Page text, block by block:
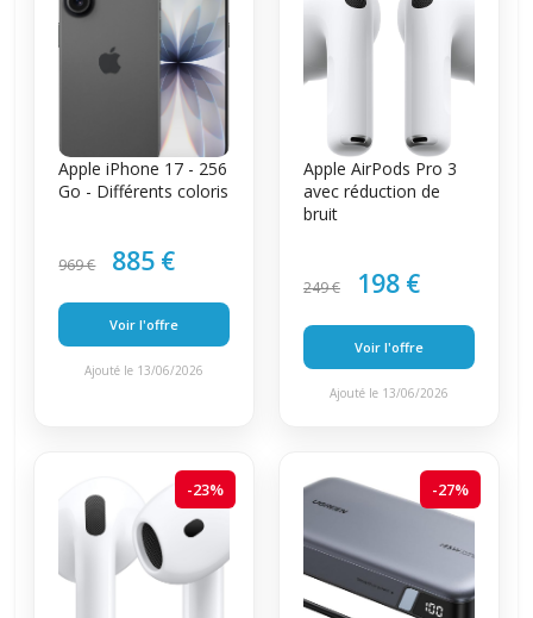
Apple iPhone 17 - 256
Go - Différents coloris
969 € 885 €
Voir l'offre
Ajouté le 13/06/2026
Apple AirPods Pro 3
avec réduction de
bruit
249 € 198 €
Voir l'offre
Ajouté le 13/06/2026
-23% -27%